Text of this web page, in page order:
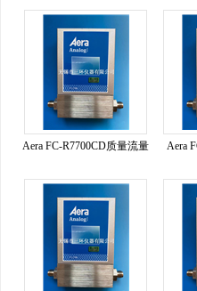
Aera FC-R7700CD质量流量 Aera